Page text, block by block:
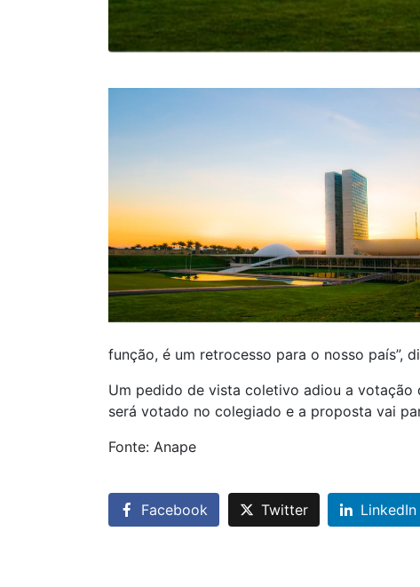
função, é um retrocesso para o nosso país”,
Um pedido de vista coletivo adiou a
será votado no colegiado e a proposta vai
Fonte: Anape
Facebook Twitter LinkedIn